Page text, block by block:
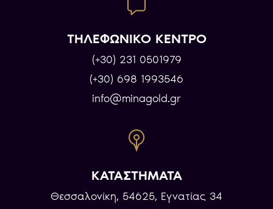
ΤΗΛΕΦΩΝΙΚΟ ΚΕΝΤΡΟ
(+30) 231 0501979
(+30) 698 1993546
info@minagold.gr
ΚΑΤΑΣΤΗΜΑΤΑ
Θεσσαλονίκη, 54625, Εγνατίας 34